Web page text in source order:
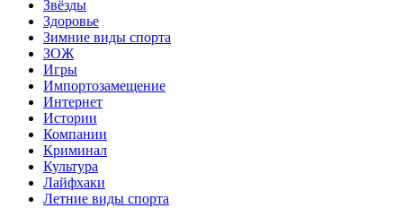
Звёзды
Здоровье
Зимние виды спорта
ЗОЖ
Игры
Импортозамещение
Интернет
Истории
Компании
Криминал
Культура
Лайфхаки
Летние виды спорта